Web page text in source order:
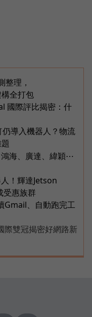
整理，
全打包
國際評比揭密：什
導入機器人？物流
海、廣達、緯穎⋯
！輝達Jetson
受惠族群
Gmail、自動跑完工
際雙冠揭密好網路新